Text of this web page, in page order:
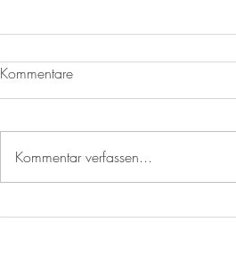
ad rem #31
Kommentare
Kommentar verfassen...